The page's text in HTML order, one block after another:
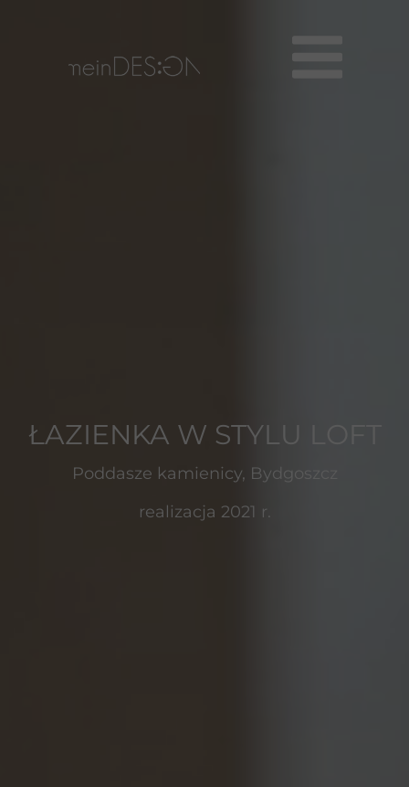
Poddasze kamienicy, Bydgoszcz
realizacja 2021 r.
ŁAZIENKA W STYLU LOFT